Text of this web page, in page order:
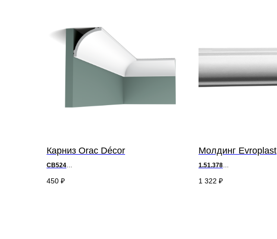
Карниз Orac Décor
CB524
450 ₽
Молдинг Evroplast
1.51.378
1 322 ₽